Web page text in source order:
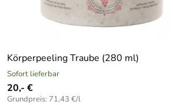
Körperpeeling Traube (280 ml)
Sofort lieferbar
20,- €
Grundpreis: 71,43 €/l